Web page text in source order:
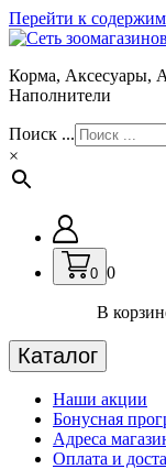
Перейти к
Корма, Аксесуары,
Наполнители
Поиск ...
×
0 0
В
Каталог
Наши акции
Бонусная
Адреса
Оплата и